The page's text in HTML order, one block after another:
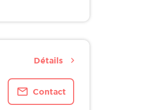
Contact
Détails